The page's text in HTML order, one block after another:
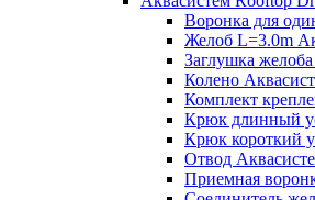
Воронка для
Желоб L=3.0m
Заглушка
Колено
Комплект
Крюк длинный
Крюк короткий
Отвод
Приемная